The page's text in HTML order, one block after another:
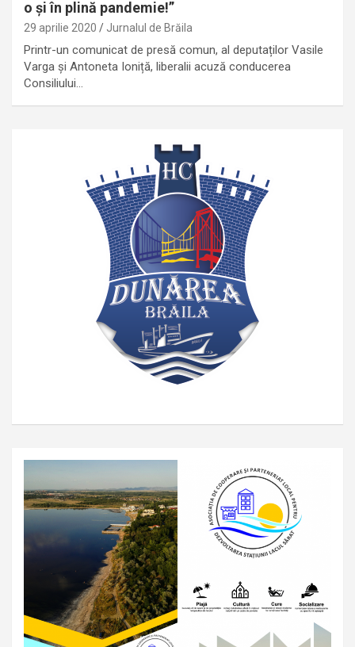
o și în plină pandemie!”
29 aprilie 2020 Jurnalul de Brăila
Printr-un comunicat de presă comun, al deputaților Vasile
Varga și Antoneta Ioniță, liberalii acuză conducerea
Consiliului…